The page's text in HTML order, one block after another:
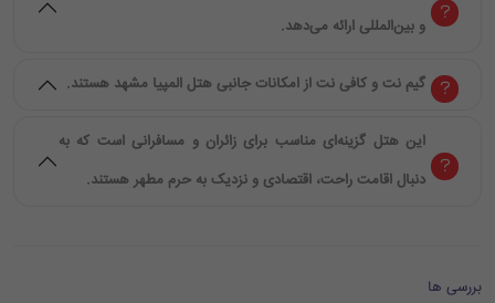
و بین‌المللی ارائه می‌دهد.
گیم نت و کافی نت از امکانات جانبی هتل المپیا مشهد هستند.
این هتل گزینه‌ای مناسب برای زائران و مسافرانی است که به
دنبال اقامت راحت، اقتصادی و نزدیک به حرم مطهر هستند.
بررسی ها